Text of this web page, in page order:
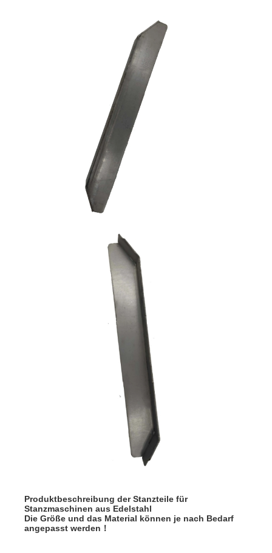
Produktbeschreibung der Stanzteile für
Stanzmaschinen aus Edelstahl
Die Größe und das Material können je nach Bedarf
angepasst werden！